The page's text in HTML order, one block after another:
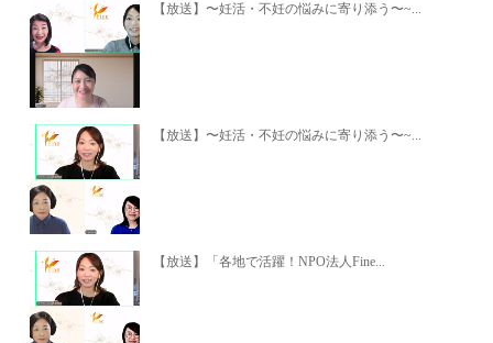
【放送】〜妊活・不妊の悩みに寄り添う〜~...
【放送】〜妊活・不妊の悩みに寄り添う〜~...
【放送】「各地で活躍！NPO法人Fine...